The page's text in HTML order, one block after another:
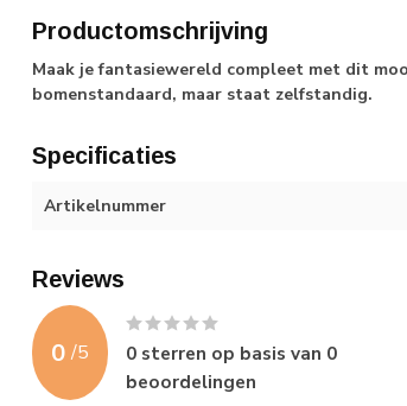
Productomschrijving
Maak je fantasiewereld compleet met dit
bomenstandaard, maar staat zelfstandig.
Specificaties
Artikelnummer
Reviews
0 /5 0 sterren op basis van 0
beoordelingen